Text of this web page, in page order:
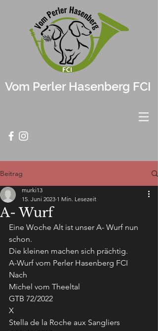
Vom Perler Hasenberg FCI
Beitrag
A- Wurf
murki13
15. Juni 2023 1 Min. Lesezeit
Eine Woche Alt ist unser A- Wurf nun
schon.
Die kleinen machen sich prächtig.
A-Wurf vom Perler Hasenberg FCI
Nach
Michel vom Theeltal
GTB 72/2022
X
Stella de la Roche aux Sangliers